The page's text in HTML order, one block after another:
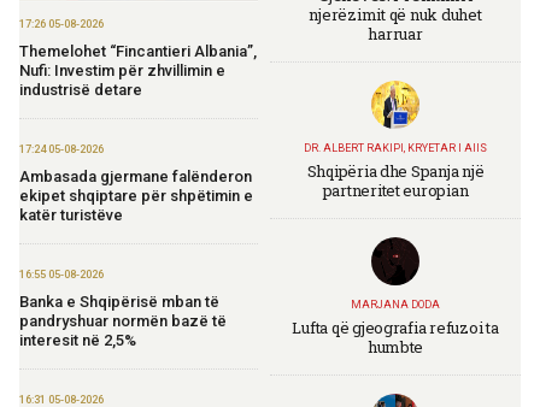
17:26 05-08-2026
Themelohet “Fincantieri Albania”,
Nufi: Investim për zhvillimin e
industrisë detare
17:24 05-08-2026
Ambasada gjermane falënderon
ekipet shqiptare për shpëtimin e
katër turistëve
16:55 05-08-2026
Banka e Shqipërisë mban të
pandryshuar normën bazë të
interesit në 2,5%
16:31 05-08-2026
njerëzimit që nuk duhet
harruar
DR. ALBERT RAKIPI, KRYETAR I AIIS
Shqipëria dhe Spanja një
partneritet europian
MARJANA DODA
Lufta që gjeografia refuzoi ta
humbte